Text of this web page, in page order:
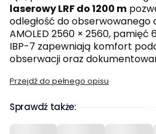
laserowy LRF do 1200 m
odległość do obserwowanego
AMOLED 2560 × 2560, pamięć
IBP-7 zapewniają komfort
obserwacji oraz
Przejdź do pełnego opisu
Sprawdź także: